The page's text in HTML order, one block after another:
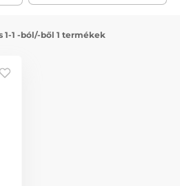
1-1 -ból/-ből 1 termékek